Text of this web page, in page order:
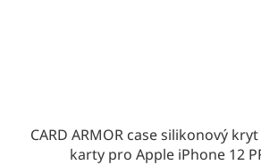
CARD ARMOR case silikonový
karty pro Apple iPhone 12